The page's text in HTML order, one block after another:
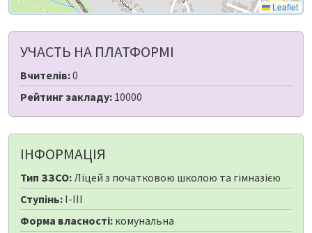
Leaflet
УЧАСТЬ НА ПЛАТФОРМІ
Вчителів:0
Рейтинг закладу: 10000
ІНФОРМАЦІЯ
Тип ЗЗСО:Ліцей з початковою школою та гімназією
Ступінь: I-III
Форма власності: комунальна